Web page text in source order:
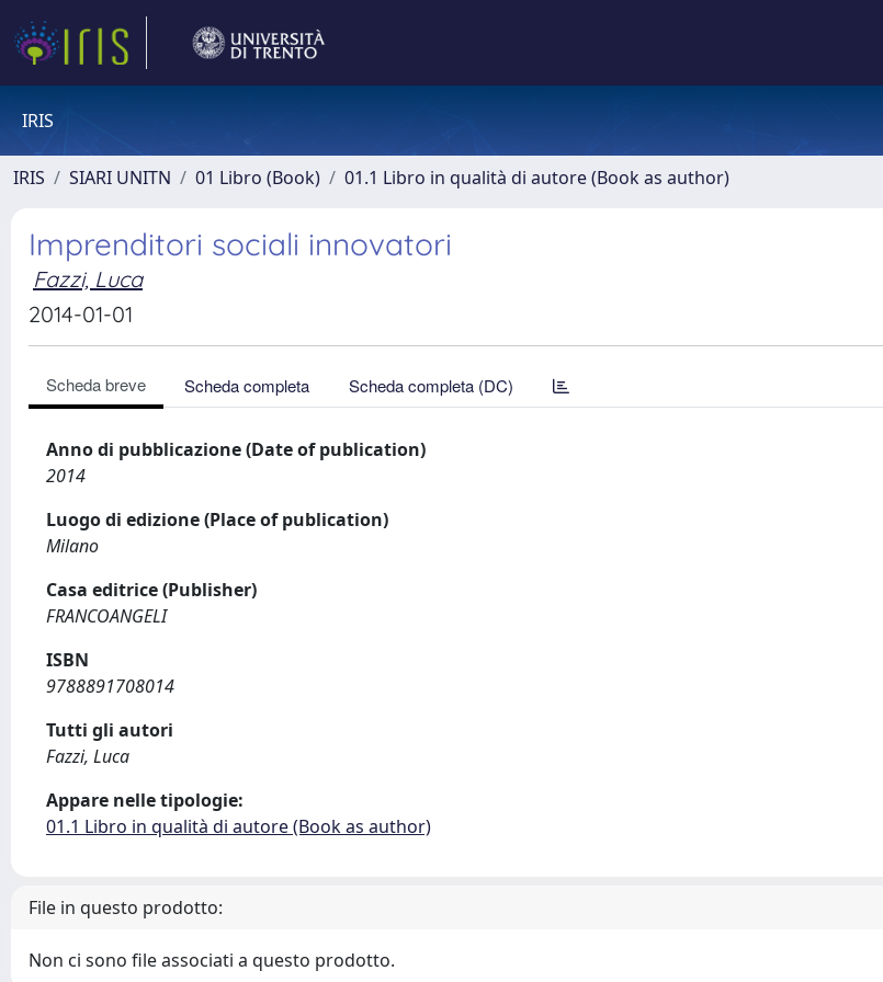
IRIS
IRIS SIARI UNITN 01 Libro (Book) 01.1 Libro in qualità di autore (Book as author)
Imprenditori sociali innovatori
Fazzi, Luca
2014-01-01
Scheda breve Scheda completa Scheda completa (DC)
Anno di pubblicazione (Date of publication)
2014
Luogo di edizione (Place of publication)
Milano
Casa editrice (Publisher)
FRANCOANGELI
ISBN
9788891708014
Tutti gli autori
Fazzi, Luca
Appare nelle tipologie:
01.1 Libro in qualità di autore (Book as author)
File in questo prodotto:
Non ci sono file associati a questo prodotto.